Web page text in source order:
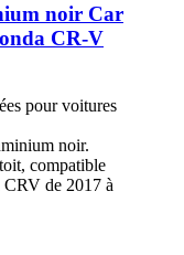
noir Car
CR-V
pour voitures
noir.
compatible
CRV de 2017 à